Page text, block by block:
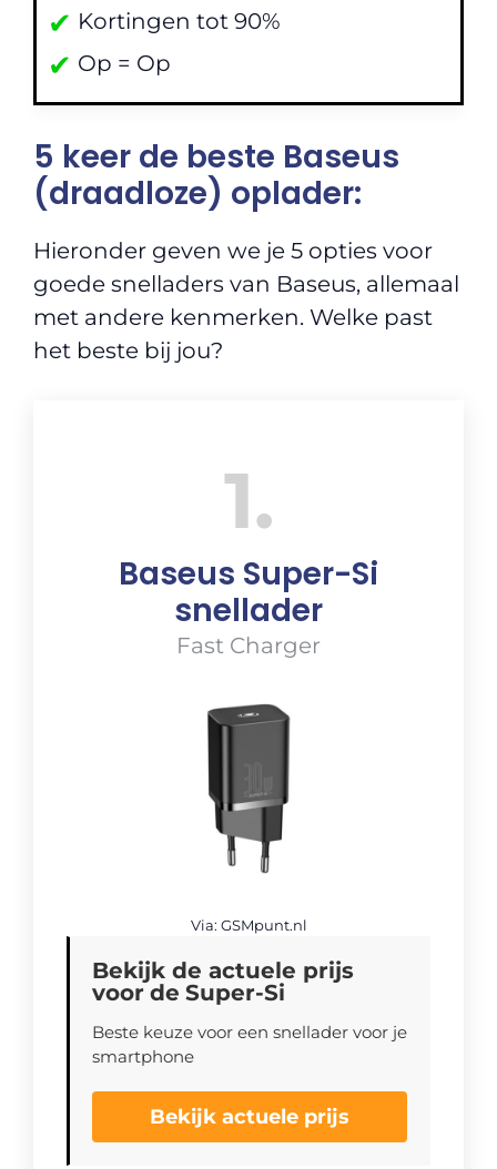
✔ Kortingen tot 90%
✔ Op = Op
5 keer de beste Baseus
(draadloze) oplader:
Hieronder geven we je 5 opties voor
goede snelladers van Baseus, allemaal
met andere kenmerken. Welke past
het beste bij jou?
1
Baseus Super-Si
snellader
Fast Charger
Via: GSMpunt.nl
Bekijk de actuele prijs
voor de Super-Si
Beste keuze voor een snellader voor je
smartphone
Bekijk actuele prijs